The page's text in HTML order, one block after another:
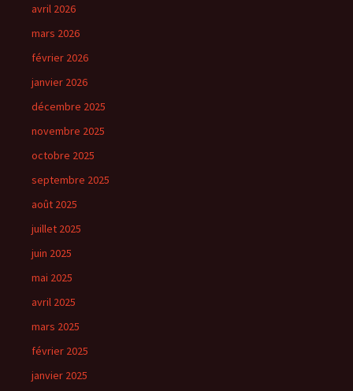
avril 2026
mars 2026
février 2026
janvier 2026
décembre 2025
novembre 2025
octobre 2025
septembre 2025
août 2025
juillet 2025
juin 2025
mai 2025
avril 2025
mars 2025
février 2025
janvier 2025